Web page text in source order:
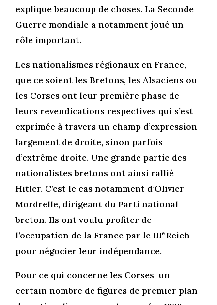
explique beaucoup de choses. La Seconde
Guerre mondiale a notamment joué un
rôle important.
Les nationalismes régionaux en France,
que ce soient les Bretons, les Alsaciens ou
les Corses ont leur première phase de
leurs revendications respectives qui s’est
exprimée à travers un champ d’expression
largement de droite, sinon parfois
d’extrême droite. Une grande partie des
nationalistes bretons ont ainsi rallié
Hitler. C’est le cas notamment d’Olivier
Mordrelle, dirigeant du Parti national
breton. Ils ont voulu profiter de
l’occupation de la France par le IIIeReich
pour négocier leur indépendance.
Pour ce qui concerne les Corses, un
certain nombre de figures de premier plan